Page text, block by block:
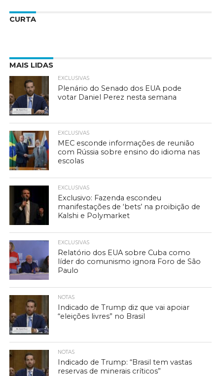
CURTA
MAIS LIDAS
EXCLUSIVAS
Plenário do Senado dos EUA pode
votar Daniel Perez nesta semana
EXCLUSIVAS
MEC esconde informações de reunião
com Rússia sobre ensino do idioma nas
escolas
EXCLUSIVAS
Exclusivo: Fazenda escondeu
manifestações de ‘bets’ na proibição de
Kalshi e Polymarket
EXCLUSIVAS
Relatório dos EUA sobre Cuba como
líder do comunismo ignora Foro de São
Paulo
NOTAS
Indicado de Trump diz que vai apoiar
“eleições livres” no Brasil
NOTAS
Indicado de Trump: “Brasil tem vastas
reservas de minerais críticos”